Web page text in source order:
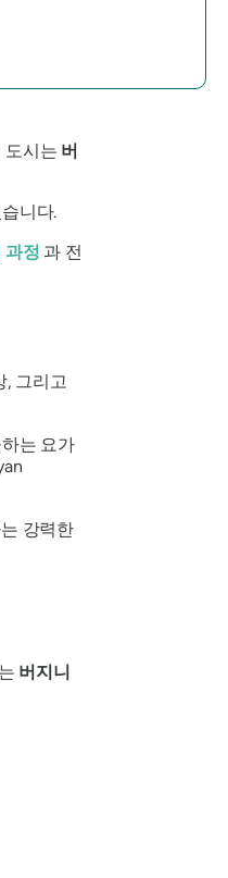
도시는 버
니다.
과정 과 전
, 그리고
는 요가
강력한
버지니